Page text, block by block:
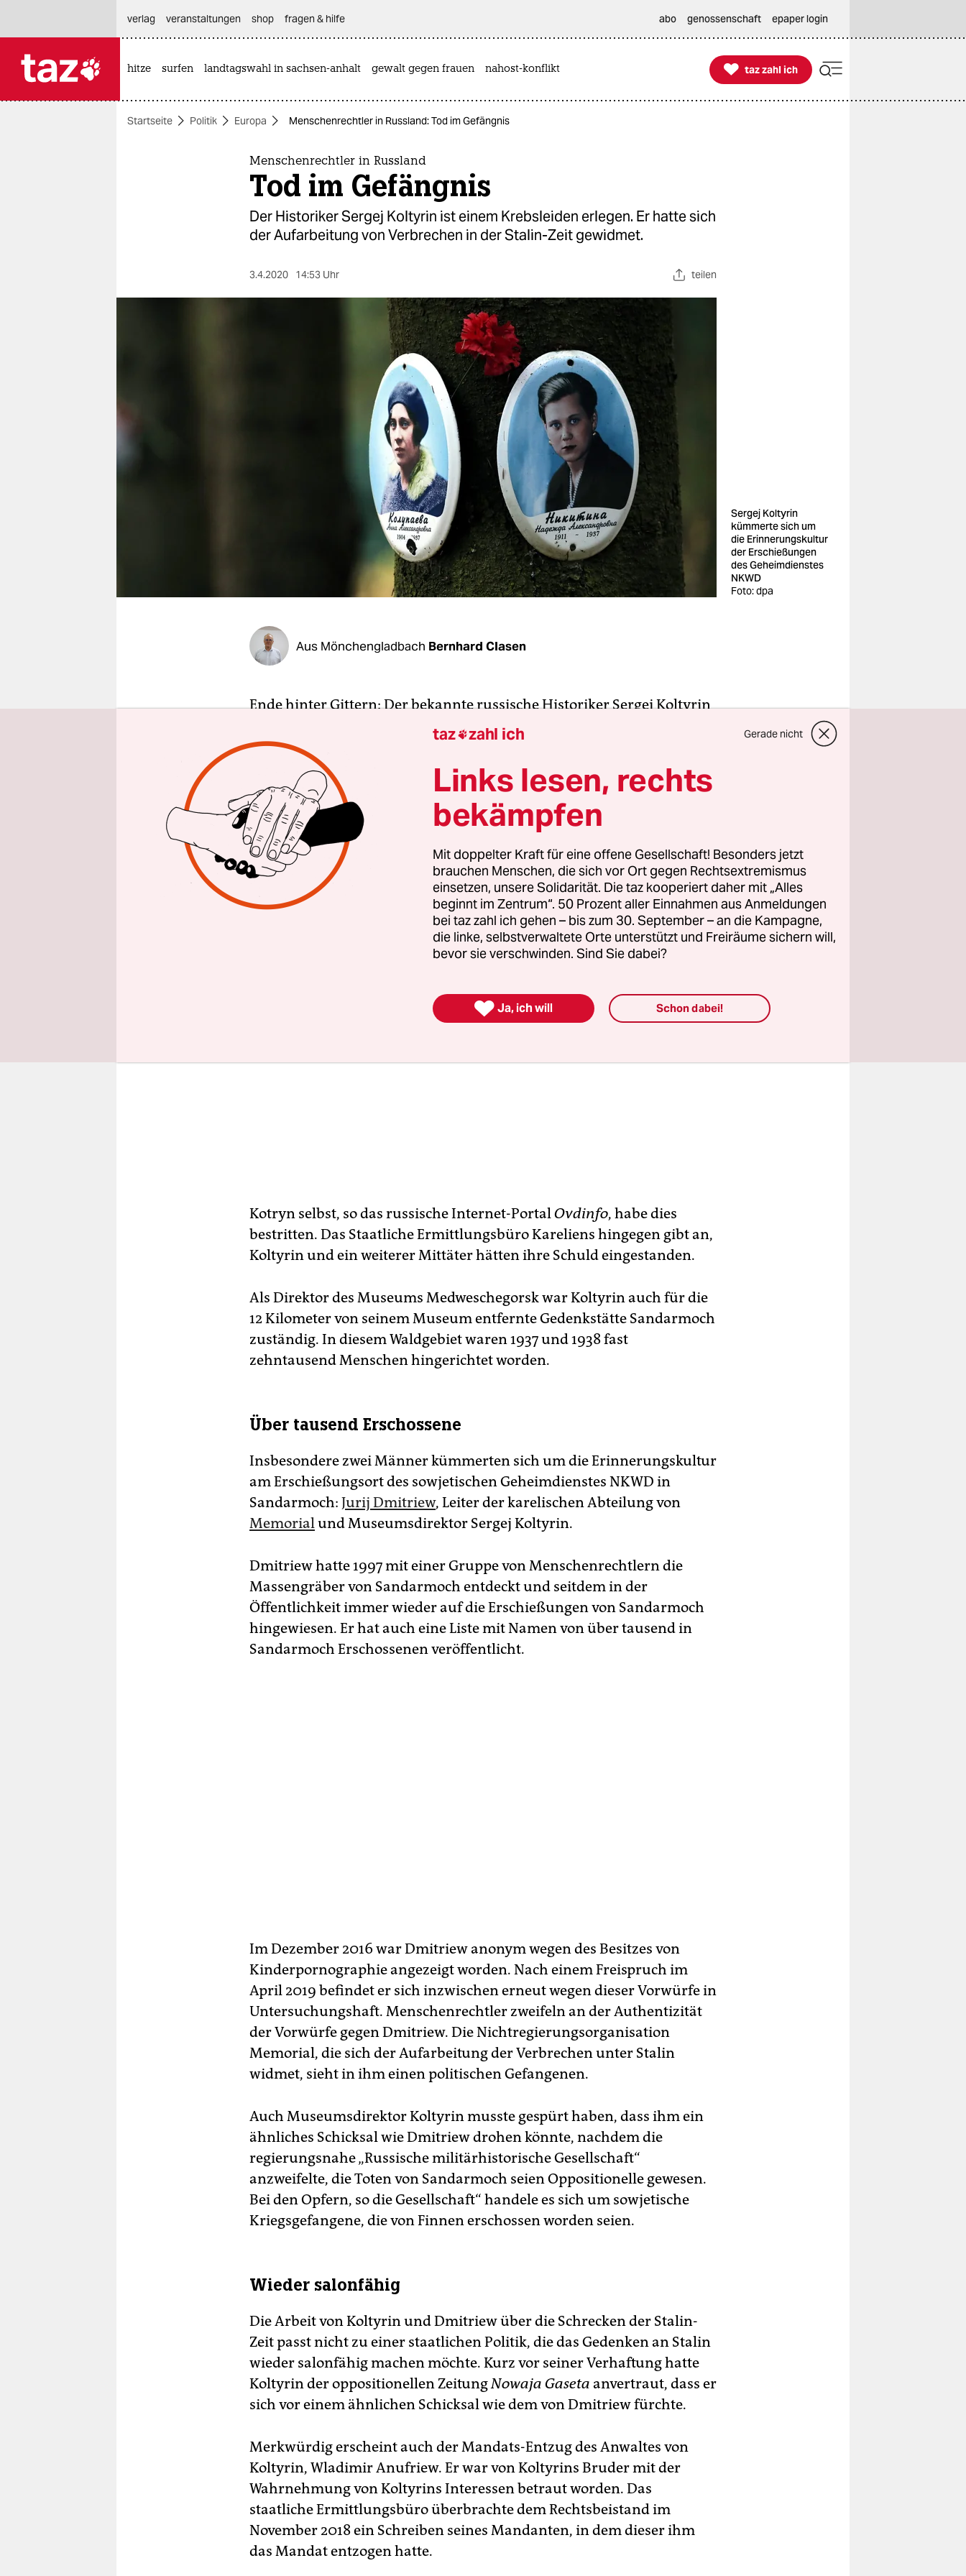
themen
verlag
verlag
veranstaltungen shop fragen & hilfe abo genossenschaft epaper login
hitze surfen landtagswahl in sachsen-anhalt gewalt gegen frauen nahost-konflikt 
taz zahl ich
taz zahl ich
Startseite Politik Europa Menschenrechtler in Russland: Tod im Gefängnis
Menschenrechtler in Russland
Tod im Gefängnis
Der Historiker Sergej Koltyrin ist einem Krebsleiden erlegen. Er hatte sich
der Aufarbeitung von Verbrechen in der Stalin-Zeit gewidmet.
3.4.2020 14:53 Uhr teilen
Sergej Koltyrin
kümmerte sich um
die Erinnerungskultur
der Erschießungen
des Geheimdienstes
NKWD
Foto: dpa
Aus Mönchengladbach Bernhard Clasen
Ende hinter Gittern: Der bekannte russische Historiker Sergej Koltyrin
ist am Donnerstag in Karelien in einem Gefängniskrankenhaus an den
Folgen einer Krebserkrankung gestorben. Er wurde 66 Jahre alt. Das
berichtet die Internet-Plattform
Karelia News
Ende Mai 2019 war Koltyrin von einem Gericht in dem karelischen
Städtchen Medweschegorsk zu einer Haftstrafe von neun Jahren
verurteilt worden. Das Gericht sah es als erwiesen an, dass der
renommierte Wissenschaftler mit einem Jungen im Alter zwischen 12
und 14 Jahren Sex gehabt und er zudem widerrechtlich Waffen
besessen haben soll.
Kotryn selbst, so das russische Internet-PortalOvdinfo, habe dies
bestritten. Das Staatliche Ermittlungsbüro Kareliens hingegen gibt an,
Koltyrin und ein weiterer Mittäter hätten ihre Schuld eingestanden.
Als Direktor des Museums Medweschegorsk war Koltyrin auch für die
12 Kilometer von seinem Museum entfernte Gedenkstätte Sandarmoch
zuständig. In diesem Waldgebiet waren 1937 und 1938 fast
zehntausend Menschen hingerichtet worden.
Über tausend Erschossene
Insbesondere zwei Männer kümmerten sich um die Erinnerungskultur
am Erschießungsort des sowjetischen Geheimdienstes NKWD in
Sandarmoch: Jurij Dmitriew, Leiter der karelischen Abteilung von
Memorialund Museumsdirektor Sergej Koltyrin.
Dmitriew hatte 1997 mit einer Gruppe von Menschenrechtlern die
Massengräber von Sandarmoch entdeckt und seitdem in der
Öffentlichkeit immer wieder auf die Erschießungen von Sandarmoch
hingewiesen. Er hat auch eine Liste mit Namen von über tausend in
Sandarmoch Erschossenen veröffentlicht.
Im Dezember 2016 war Dmitriew anonym wegen des Besitzes von
Kinderpornographie angezeigt worden. Nach einem Freispruch im
April 2019 befindet er sich inzwischen erneut wegen dieser Vorwürfe in
Untersuchungshaft. Menschenrechtler zweifeln an der Authentizität
der Vorwürfe gegen Dmitriew. Die Nichtregierungsorganisation
Memorial, die sich der Aufarbeitung der Verbrechen unter Stalin
widmet, sieht in ihm einen politischen Gefangenen.
Auch Museumsdirektor Koltyrin musste gespürt haben, dass ihm ein
ähnliches Schicksal wie Dmitriew drohen könnte, nachdem die
regierungsnahe „Russische militärhistorische Gesellschaft“
anzweifelte, die Toten von Sandarmoch seien Oppositionelle gewesen.
Bei den Opfern, so die Gesellschaft“ handele es sich um sowjetische
Kriegsgefangene, die von Finnen erschossen worden seien.
Wieder salonfähig
Die Arbeit von Koltyrin und Dmitriew über die Schrecken der Stalin-
Zeit passt nicht zu einer staatlichen Politik, die das Gedenken an Stalin
wieder salonfähig machen möchte. Kurz vor seiner Verhaftung hatte
Koltyrin der oppositionellen ZeitungNowaja Gaseta anvertraut, dass er
sich vor einem ähnlichen Schicksal wie dem von Dmitriew fürchte.
Merkwürdig erscheint auch der Mandats-Entzug des Anwaltes von
Koltyrin, Wladimir Anufriew. Er war von Koltyrins Bruder mit der
Wahrnehmung von Koltyrins Interessen betraut worden. Das
staatliche Ermittlungsbüro überbrachte dem Rechtsbeistand im
November 2018 ein Schreiben seines Mandanten, in dem dieser ihm
das Mandat entzogen hatte.
taz zahl ich Gerade nicht
Links lesen, rechts
bekämpfen
Mit doppelter Kraft für eine offene Gesellschaft! Besonders jetzt
brauchen Menschen, die sich vor Ort gegen Rechtsextremismus
einsetzen, unsere Solidarität. Die taz kooperiert daher mit „Alles
beginnt im Zentrum“. 50 Prozent aller Einnahmen aus Anmeldungen
bei taz zahl ich gehen – bis zum 30. September – an die Kampagne,
die linke, selbstverwaltete Orte unterstützt und Freiräume sichern will,
bevor sie verschwinden. Sind Sie dabei?
 Ja, ich will Schon dabei!